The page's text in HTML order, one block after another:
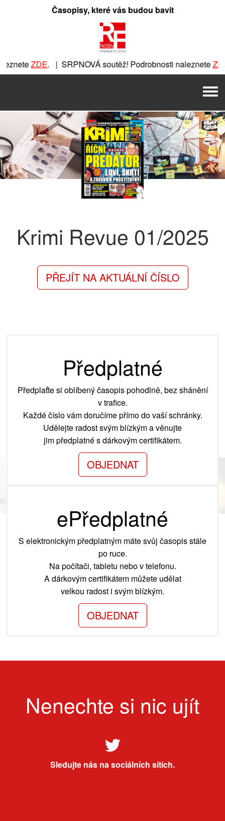
Časopisy, které vás budou bavit
ZDE. | SRPNOVÁ soutěž! Podrobnosti nalezneteZDE. |
. | SRPNOVÁ soutěž!
Krimi Revue 01/2025
PŘEJÍT NA AKTUÁLNÍ ČÍSLO
Předplatné
Předplaťte si oblíbený časopis pohodlně, bez shánění
v trafice.
Každé číslo vám doručíme přímo do vaší schránky.
Udělejte radost svým blízkým a věnujte
jim předplatné s dárkovým certifikátem.
OBJEDNAT
ePředplatné
S elektronickým předplatným máte svůj časopis stále
po ruce.
Na počítači, tabletu nebo v telefonu.
A dárkovým certifikátem můžete udělat
velkou radost i svým blízkým.
OBJEDNAT
Nenechte si nic ujít
Sledujte nás na sociálních sítích.